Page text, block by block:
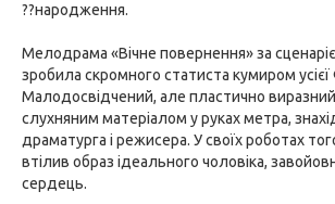
??народження.
Мелодрама «Вічне повернення» за
зробила скромного статиста кумиром усієї
Малодосвідчений, але пластично
слухняним матеріалом у руках метра,
драматурга і режисера. У своїх роботах
втілив образ ідеального чоловіка,
сердець.